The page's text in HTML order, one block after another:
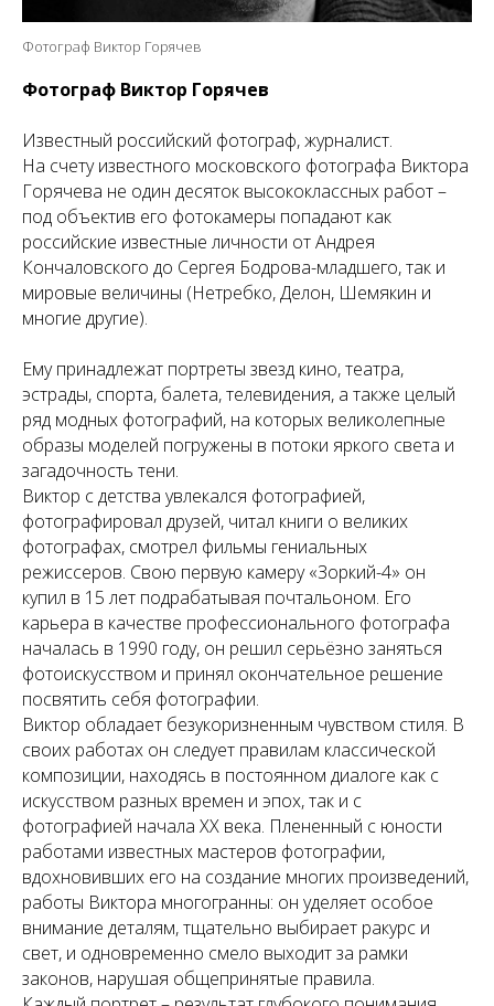
Фотограф Виктор Горячев
Фотограф Виктор Горячев
Известный российский фотограф, журналист.
На счету известного московского фотографа Виктора
Горячева не один десяток высококлассных работ –
под объектив его фотокамеры попадают как
российские известные личности от Андрея
Кончаловского до Сергея Бодрова-младшего, так и
мировые величины (Нетребко, Делон, Шемякин и
многие другие).
Ему принадлежат портреты звезд кино, театра,
эстрады, спорта, балета, телевидения, а также целый
ряд модных фотографий, на которых великолепные
образы моделей погружены в потоки яркого света и
загадочность тени.
Виктор с детства увлекался фотографией,
фотографировал друзей, читал книги о великих
фотографах, смотрел фильмы гениальных
режиссеров. Свою первую камеру «Зоркий-4» он
купил в 15 лет подрабатывая почтальоном. Его
карьера в качестве профессионального фотографа
началась в 1990 году, он решил серьёзно заняться
фотоискусством и принял окончательное решение
посвятить себя фотографии.
Виктор обладает безукоризненным чувством стиля. В
своих работах он следует правилам классической
композиции, находясь в постоянном диалоге как с
искусством разных времен и эпох, так и с
фотографией начала XX века. Плененный с юности
работами известных мастеров фотографии,
вдохновивших его на создание многих произведений,
работы Виктора многогранны: он уделяет особое
внимание деталям, тщательно выбирает ракурс и
свет, и одновременно смело выходит за рамки
законов, нарушая общепринятые правила.